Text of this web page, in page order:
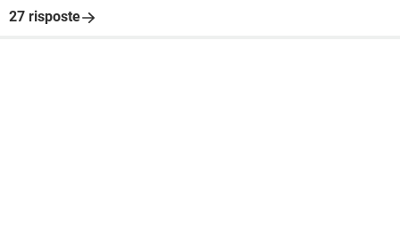
27 risposte